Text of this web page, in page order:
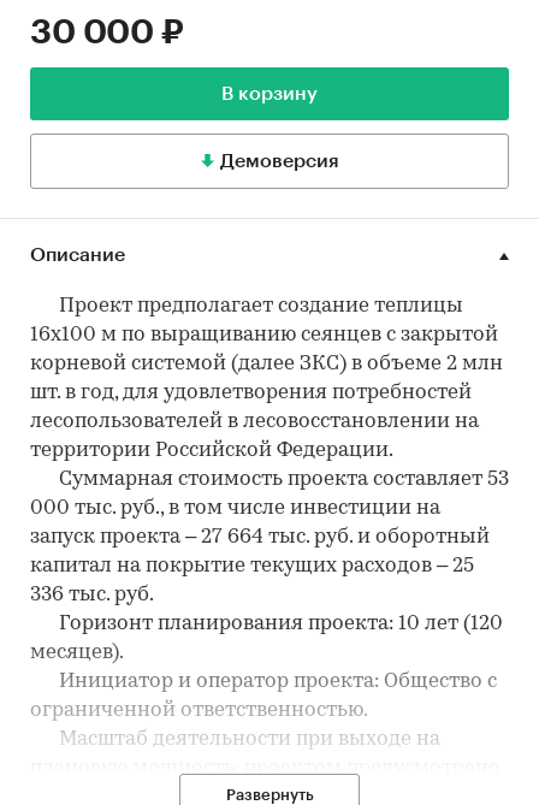
30 000 ₽
В корзину
Демоверсия
Описание
Проект предполагает создание теплицы
16х100 м по выращиванию сеянцев с закрытой
корневой системой (далее ЗКС) в объеме 2 млн
шт. в год, для удовлетворения потребностей
лесопользователей в лесовосстановлении на
территории Российской Федерации.
Суммарная стоимость проекта составляет 53
000 тыс. руб., в том числе инвестиции на
запуск проекта – 27 664 тыс. руб. и оборотный
капитал на покрытие текущих расходов – 25
336 тыс. руб.
Горизонт планирования проекта: 10 лет (120
месяцев).
Инициатор и оператор проекта: Общество с
ограниченной ответственностью.
Масштаб деятельности при выходе на
плановую мощность: проектом предусмотрено
выращивание сеянцев сосны с ЗКС в два этапа:
Развернуть